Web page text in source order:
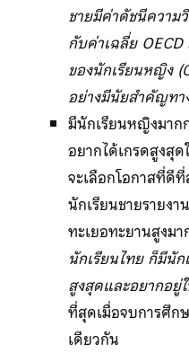
ชายมีค่าดัชนีความ
กับค่าเฉลี่ย
ของนักเรียนหญิง
อย่างมีนัยสำคัญทา
มีนักเรียนหญิงมาก
อยากได้เกรดสูงสุ
จะเลือกโอกาสที่ดี
นักเรียนชายรายง
ทะเยอทะยานสูงม
นักเรียนไทย ก็มีนั
สูงสุดและอยากอยู่
ที่สุดเมื่อจบการศึก
เดียวกัน